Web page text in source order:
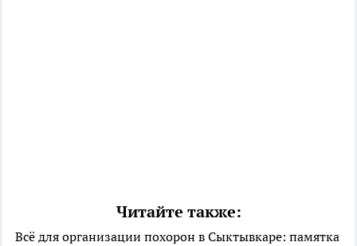
Читайте также:
Всё для организации похорон в Сыктывкаре: памятка